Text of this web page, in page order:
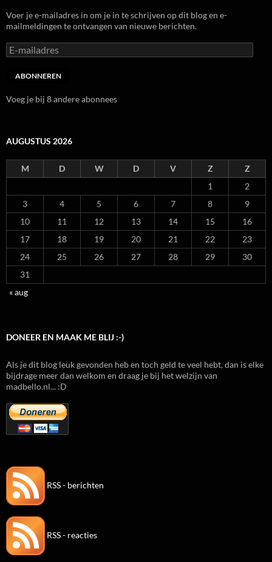
Voer je e-mailadres in om je in te schrijven op dit blog en e-
mailmeldingen te ontvangen van nieuwe berichten.
E-
mailadres
ABONNEREN
Voeg je bij 8 andere abonnees
AUGUSTUS 2026
M D W D V Z
Z
1
2
3
4 5 6 7 8
9
10
11 12 13 14 15
16
17
18 19 20 21 22
23
24
25 26 27 28 29
30
31
« aug
DONEER EN MAAK ME BLIJ :-)
Als je dit blog leuk gevonden heb en toch geld te veel hebt, dan is elke
bijdrage meer dan welkom en draag je bij het welzijn van
madbello.nl... :D
RSS - berichten
RSS - reacties